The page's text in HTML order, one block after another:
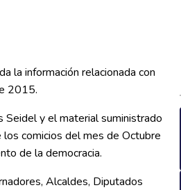
la información relacionada con
2015.
Seidel y el material suministrado
comicios del mes de Octubre
de la democracia.
Alcaldes, Diputados